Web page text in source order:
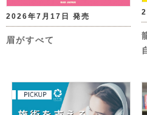
2026年7月17日 発売
眉がすべて